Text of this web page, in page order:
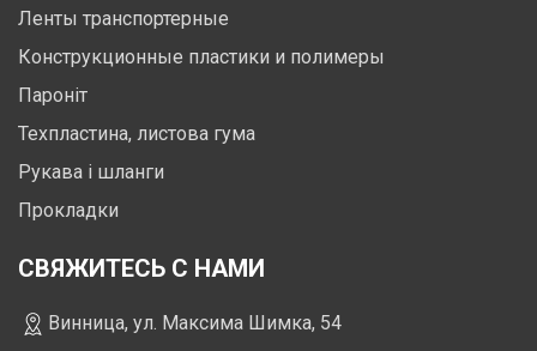
Ленты транспортерные
Конструкционные пластики и полимеры
Пароніт
Техпластина, листова гума
Рукава і шланги
Прокладки
СВЯЖИТЕСЬ С НАМИ
Винница, ул. Максима Шимка, 54